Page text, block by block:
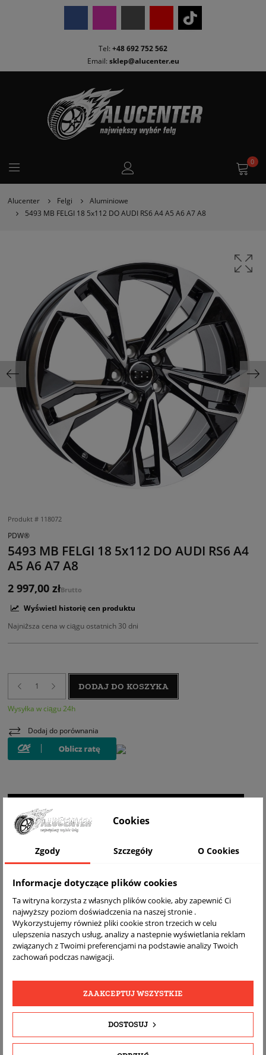
Tel: +48 692 752 562
Email: sklep@alucenter.eu
0
Alucenter Felgi
Aluminiowe
5493 MB FELGI 18 5x112 DO AUDI RS6 A4 A5 A6 A7 A8
Produkt # 118072
PDW®
5493 MB FELGI 18 5x112 DO AUDI RS6 A4
A5 A6 A7 A8
2 997,00 złBrutto
Wyświetl historię cen produktu
Najniższa cena w ciągu ostatnich 30 dni
DODAJ DO KOSZYKA
Wysyłka w ciągu 24h
Dodaj do porównania
DARMOWA
WYSYŁKA
BEZPŁATNY
REALNE
SZCZEGÓŁY PRODUKTU
OPIS
Cookies
Zgody Szczegóły O Cookies
Informacje dotyczące plików cookies
Ta witryna korzysta z własnych plików cookie, aby zapewnić Ci
najwyższy poziom doświadczenia na naszej stronie .
Wykorzystujemy również pliki cookie stron trzecich w celu
ulepszenia naszych usług, analizy a nastepnie wyświetlania reklam
związanych z Twoimi preferencjami na podstawie analizy Twoich
zachowań podczas nawigacji.
DOSTOSUJ
ZAAKCEPTUJ WSZYSTKIE